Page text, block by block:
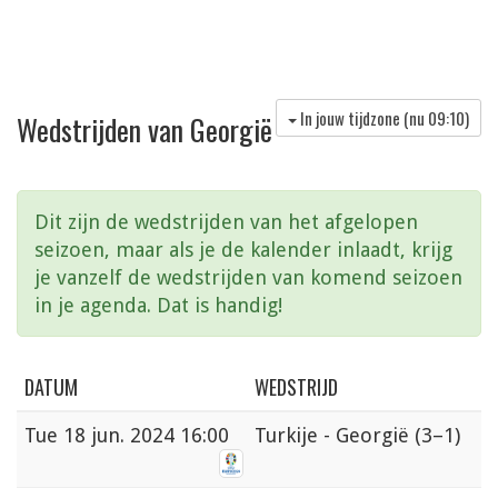
Wedstrijden van Georgië In jouw tijdzone (nu 09:10)
Dit zijn de wedstrijden van het afgelopen
seizoen, maar als je de kalender inlaadt, krijg
je vanzelf de wedstrijden van komend seizoen
in je agenda. Dat is handig!
DATUM WEDSTRIJD
Tue 18 jun. 2024 16:00 Turkije - Georgië (3–1)